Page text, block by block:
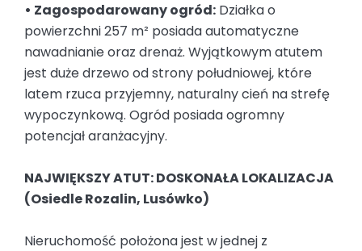
• Zagospodarowany ogród: Działka o
powierzchni 257 m² posiada automatyczne
nawadnianie oraz drenaż. Wyjątkowym atutem
jest duże drzewo od strony południowej, które
latem rzuca przyjemny, naturalny cień na strefę
wypoczynkową. Ogród posiada ogromny
potencjał aranżacyjny.
NAJWIĘKSZY ATUT: DOSKONAŁA LOKALIZACJA
(Osiedle Rozalin, Lusówko)
Nieruchomość położona jest w jednej z